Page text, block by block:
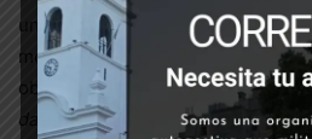
unos ladrones que buscaban,
momento es que todos los
obligados a bajar, entre golpes e
dan asco los negros de la